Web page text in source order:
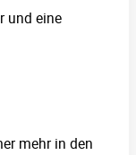
und eine
mehr in den